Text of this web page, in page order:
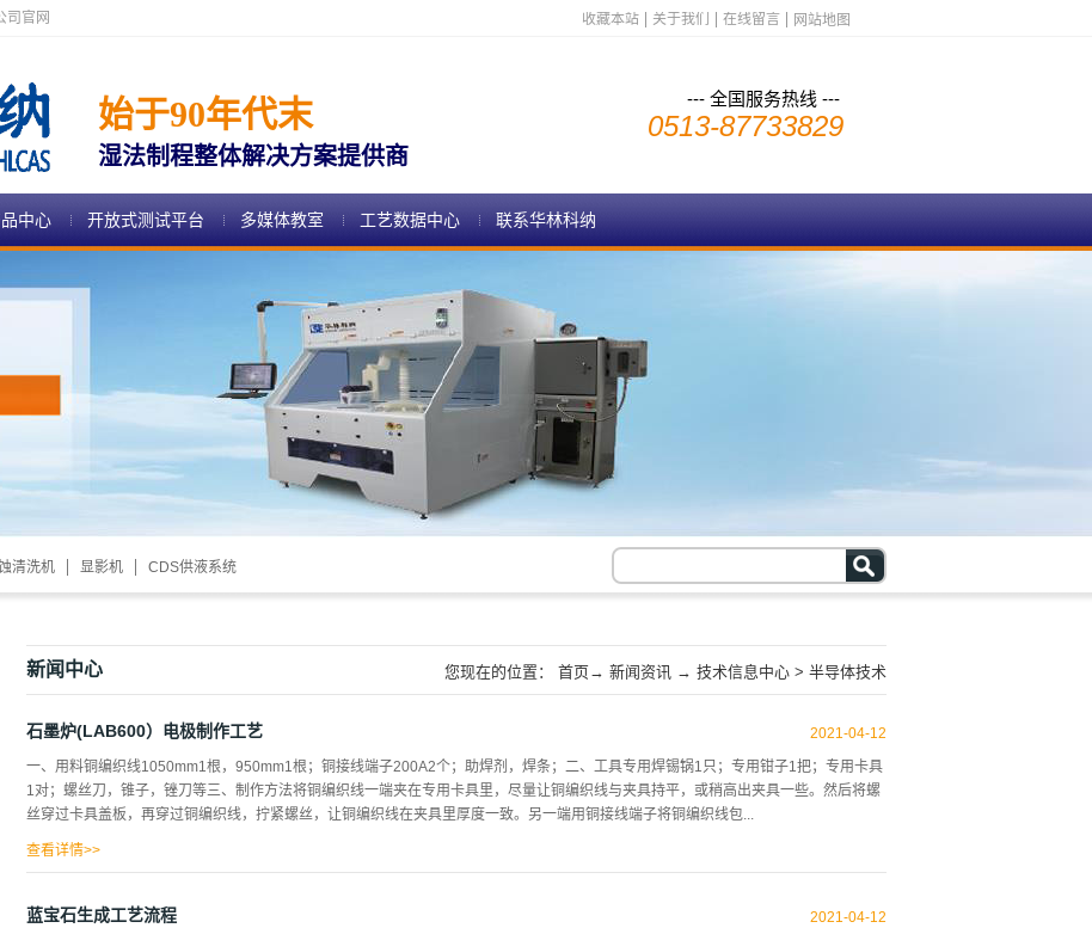
司官网 收藏本站 关于我们 在线留言 网站地图
始于90年代末
湿法制程整体解决方案提供商
--- 全国服务热线 ---
0513-87733829
中心 开放式测试平台 多媒体教室 工艺数据中心 联系华林科纳
清洗机 显影机 CDS供液系统
新闻中心 您现在的位置： 首页→ 新闻资讯 → 技术信息中心 > 半导体技术
石墨炉(LAB600）电极制作工艺
一、用料铜编织线1050mm1根，950mm1根；铜接线端子200A2个；助焊剂，焊条；二、工具专用焊锡锅1只；专用钳子1把；专用卡具
1对；螺丝刀，锥子，锉刀等三、制作方法将铜编织线一端夹在专用卡具里，尽量让铜编织线与夹具持平，或稍高出夹具一些。然后将螺
丝穿过卡具盖板，再穿过铜编织线，拧紧螺丝，让铜编织线在夹具里厚度一致。另一端用铜接线端子将铜编织线包...
加热，当焊锡条溶化后，再加热20-30分钟，表面起氧化反应即可。用一铁片将表面的氧化层刮掉，这时将铜编织线两端分别浸泡在助焊
2021-04-12
查看详情>>
蓝宝石生成工艺流程 2021-04-12